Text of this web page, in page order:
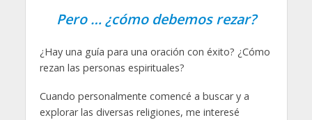
Pero … ¿cómo debemos rezar?
¿Hay una guía para una oración con éxito? ¿Cómo
rezan las personas espirituales?
Cuando personalmente comencé a buscar y a
explorar las diversas religiones, me interesé